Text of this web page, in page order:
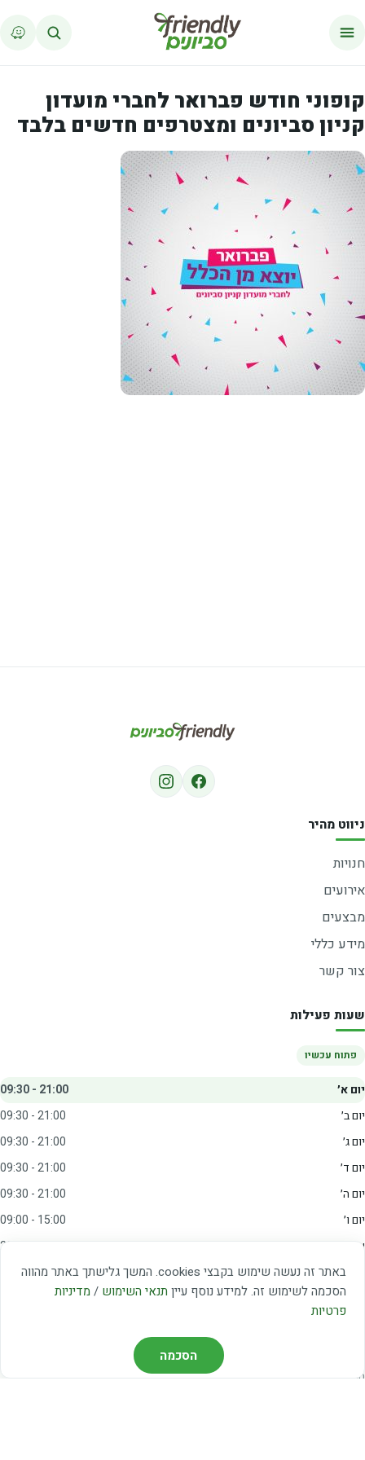
באתר זה נעשה שימוש בקבצי cookies. המשך גלישתך באתר מהווה
הסכמה לשימוש זה. למידע נוסף עיין תנאי השימוש / מדיניות
פרטיות
הסכמה
קופוני חודש פברואר לחברי מועדון
קניון סביונים ומצטרפים חדשים בלבד
ניווט מהיר
חנויות
אירועים
מבצעים
מידע כללי
צור קשר
שעות פעילות
פתוח עכשיו
יום א׳
09:30 - 21:00
יום ב׳
09:30 - 21:00
יום ג׳
09:30 - 21:00
יום ד׳
09:30 - 21:00
יום ה׳
09:30 - 21:00
יום ו׳
09:00 - 15:00
שבת
20:00 - 23:00
מצאו אותנו
חברת קווים — קווים 37, 38, 78, 56